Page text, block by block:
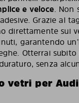
e veloce. Non
Grazie al
direttamente sui
garantendo
Otterrai
senza
vetri per